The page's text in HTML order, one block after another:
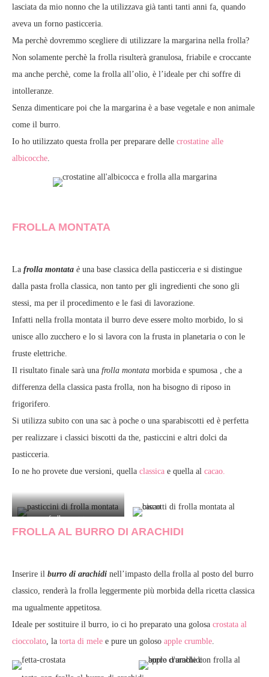
lasciata da mio nonno che la utilizzava già tanti tanti anni fa, quando
aveva un forno pasticceria.
Ma perchè dovremmo scegliere di utilizzare la margarina nella frolla?
Non solamente perchè la frolla risulterà granulosa, friabile e croccante
ma anche perchè, come la frolla all’olio, è l’ideale per chi soffre di
intolleranze.
Senza dimenticare poi che la margarina è a base vegetale e non animale
come il burro.
Io ho utilizzato questa frolla per preparare delle crostatine alle
albicocche.
FROLLA MONTATA
La frolla montata è una base classica della pasticceria e si distingue
dalla pasta frolla classica, non tanto per gli ingredienti che sono gli
stessi, ma per il procedimento e le fasi di lavorazione.
Infatti nella frolla montata il burro deve essere molto morbido, lo si
unisce allo zucchero e lo si lavora con la frusta in planetaria o con le
fruste elettriche.
Il risultato finale sarà una frolla montata morbida e spumosa , che a
differenza della classica pasta frolla, non ha bisogno di riposo in
frigorifero.
Si utilizza subito con una sac à poche o una sparabiscotti ed è perfetta
per realizzare i classici biscotti da the, pasticcini e altri dolci da
pasticceria.
Io ne ho provete due versioni, quella classica e quella al cacao.
frolla montata
FROLLA AL BURRO DI ARACHIDI
Inserire il burro di arachidi nell’impasto della frolla al posto del burro
classico, renderà la frolla leggermente più morbida della ricetta classica
ma ugualmente appetitosa.
Ideale per sostituire il burro, io ci ho preparato una golosa crostata al
cioccolato, la torta di mele e pure un goloso apple crumble.